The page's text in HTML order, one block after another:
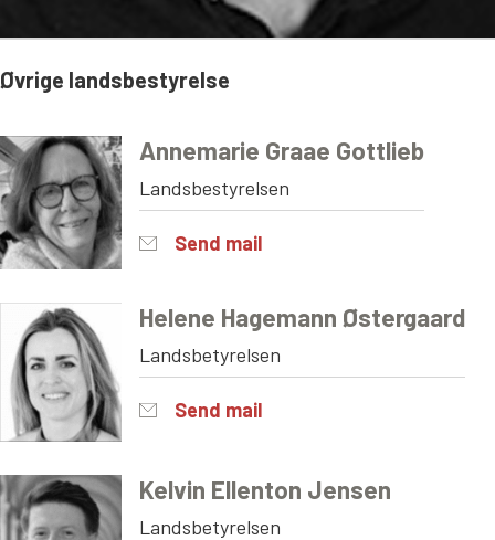
Øvrige landsbestyrelse
Annemarie Graae Gottlieb
Landsbestyrelsen
Send mail
Helene Hagemann Østergaard
Landsbetyrelsen
Send mail
Kelvin Ellenton Jensen
Landsbetyrelsen